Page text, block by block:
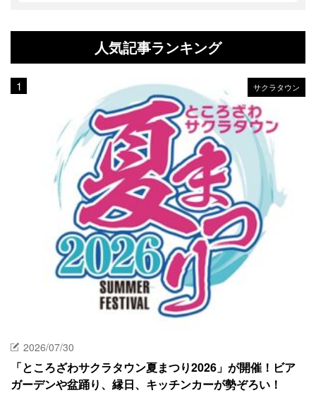
人気記事ランキング
サクラタウン
2026/07/30
「ところざわサクラタウン夏まつり2026」が開催！ビア
ガーデンや盆踊り、縁日、キッチンカーが勢ぞろい！